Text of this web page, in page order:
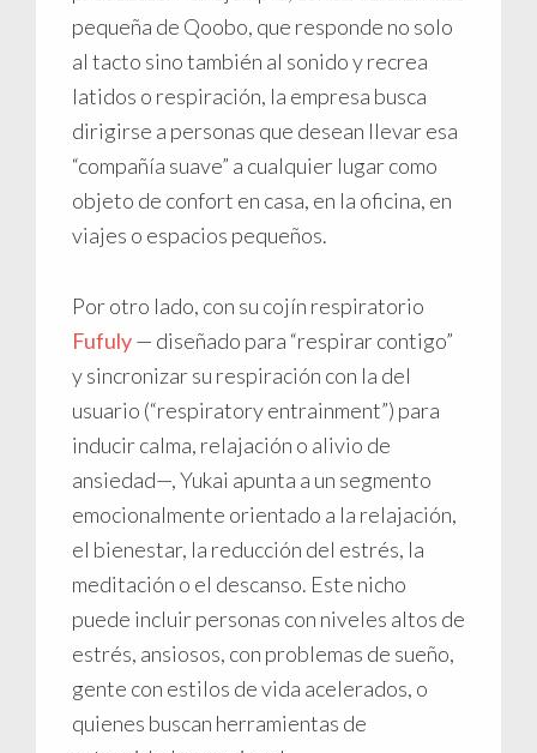
pequeña de Qoobo, que responde no solo
al tacto sino también al sonido y recrea
latidos o respiración, la empresa busca
dirigirse a personas que desean llevar esa
“compañía suave” a cualquier lugar como
objeto de confort en casa, en la oficina, en
viajes o espacios pequeños.
Por otro lado, con su cojín respiratorio
Fufuly— diseñado para “respirar contigo”
y sincronizar su respiración con la del
usuario (“respiratory entrainment”) para
inducir calma, relajación o alivio de
ansiedad—, Yukai apunta a un segmento
emocionalmente orientado a la relajación,
el bienestar, la reducción del estrés, la
meditación o el descanso. Este nicho
puede incluir personas con niveles altos de
estrés, ansiosos, con problemas de sueño,
gente con estilos de vida acelerados, o
quienes buscan herramientas de